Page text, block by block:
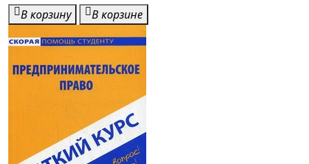
В корзину В корзине